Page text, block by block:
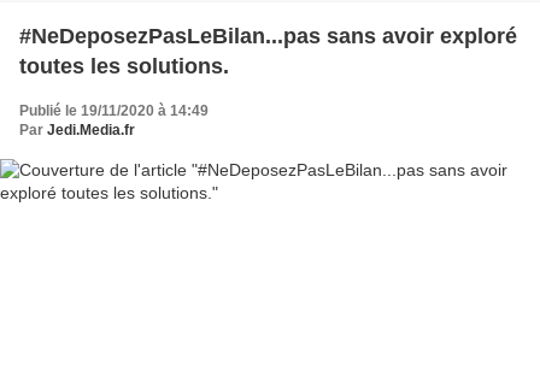
#NeDeposezPasLeBilan...pas sans avoir exploré
toutes les solutions.
Publié le 19/11/2020 à 14:49
Par Jedi.Media.fr